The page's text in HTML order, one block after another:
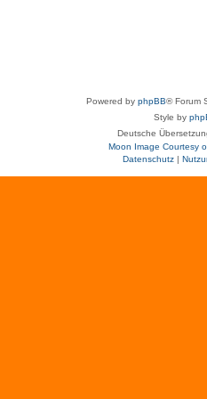
Powered by phpBB® Forum
Style by
Deutsche
Moon Image Courtesy
Datenschutz|